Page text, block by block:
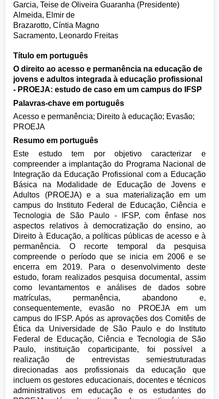
Garcia, Teise de Oliveira Guaranha (Presidente)
Almeida, Elmir de
Brazarotto, Cíntia Magno
Sacramento, Leonardo Freitas
Título em português
O direito ao acesso e permanência na educação de
jovens e adultos integrada à educação profissional
- PROEJA: estudo de caso em um campus do IFSP
Palavras-chave em português
Acesso e permanência; Direito à educação; Evasão;
PROEJA
Resumo em português
Este estudo tem por objetivo caracterizar e
compreender a implantação do Programa Nacional de
Integração da Educação Profissional com a Educação
Básica na Modalidade de Educação de Jovens e
Adultos (PROEJA) e a sua materialização em um
campus do Instituto Federal de Educação, Ciência e
Tecnologia de São Paulo - IFSP, com ênfase nos
aspectos relativos à democratização do ensino, ao
Direito à Educação, a políticas públicas de acesso e à
permanência. O recorte temporal da pesquisa
compreende o período que se inicia em 2006 e se
encerra em 2019. Para o desenvolvimento deste
estudo, foram realizados pesquisa documental, assim
como levantamentos e análises de dados sobre
matrículas, permanência, abandono e,
consequentemente, evasão no PROEJA em um
campus do IFSP. Após as aprovações dos Comitês de
Ética da Universidade de São Paulo e do Instituto
Federal de Educação, Ciência e Tecnologia de São
Paulo, instituição coparticipante, foi possível a
realização de entrevistas semiestruturadas
direcionadas aos profissionais da educação que
incluem os gestores educacionais, docentes e técnicos
administrativos em educação e os estudantes do